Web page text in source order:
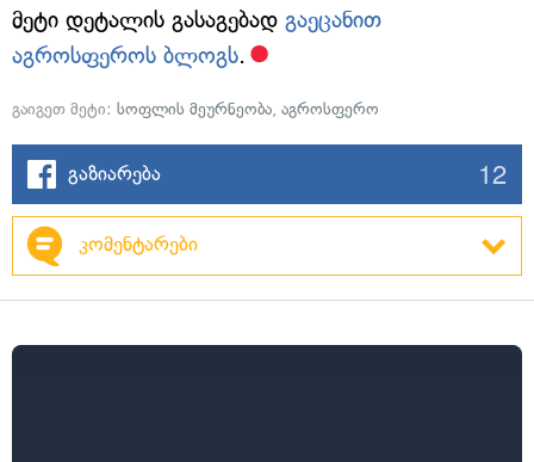
მეტი დეტალის გასაგებად გაეცანით
აგროსფეროს ბლოგს.
გაიგეთ მეტი: სოფლის მეურნეობა, აგროსფერო
გაზიარება 12
კომენტარები